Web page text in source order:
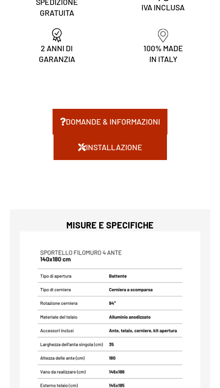
GRATUITA
IVA INCLUSA
2 ANNI DI
GARANZIA
100% MADE
IN ITALY
DOMANDE & INFORMAZIONI
INSTALLAZIONE
MISURE E SPECIFICHE